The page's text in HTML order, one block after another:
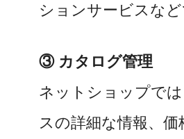
ションサービスなど
③ カタログ管理
ネットショップで
スの詳細な情報、価